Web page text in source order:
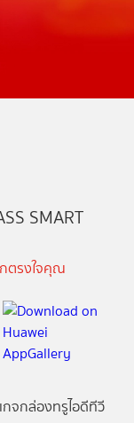
SMART
ตรงใจคุณ
กจกล่องทรูไอดีทีวี